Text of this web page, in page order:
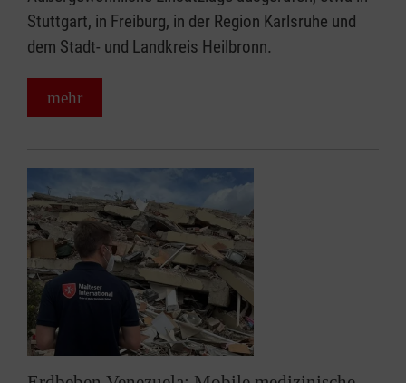
Stuttgart, in Freiburg, in der Region Karlsruhe und
dem Stadt- und Landkreis Heilbronn.
mehr